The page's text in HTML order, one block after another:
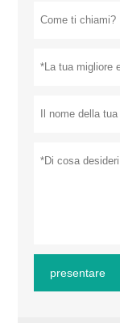
presentare